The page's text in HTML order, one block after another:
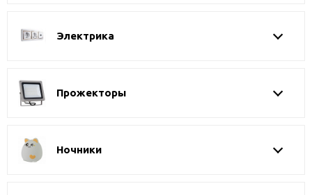
Электрика
Прожекторы
Ночники